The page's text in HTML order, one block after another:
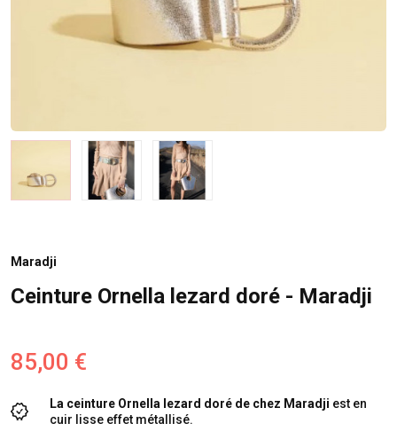
Maradji
Ceinture Ornella lezard doré - Maradji
85,00 €
La ceinture Ornella lezard doré de chez Maradji est en
cuir lisse effet métallisé.